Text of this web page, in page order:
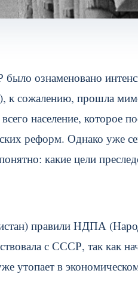
было ознаменовано
к сожалению, прошла
население, которое
реформ. Однако уже
какие цели
правили НДПА
с СССР, так как
утопает в